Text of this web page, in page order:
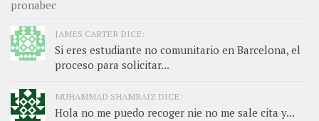
JAMES CARTER DICE:
Si eres estudiante no comunitario en Barcelona, el
proceso para solicitar...
MUHAMMAD SHAMRAIZ DICE:
Hola no me puedo recoger nie no me sale cita y...